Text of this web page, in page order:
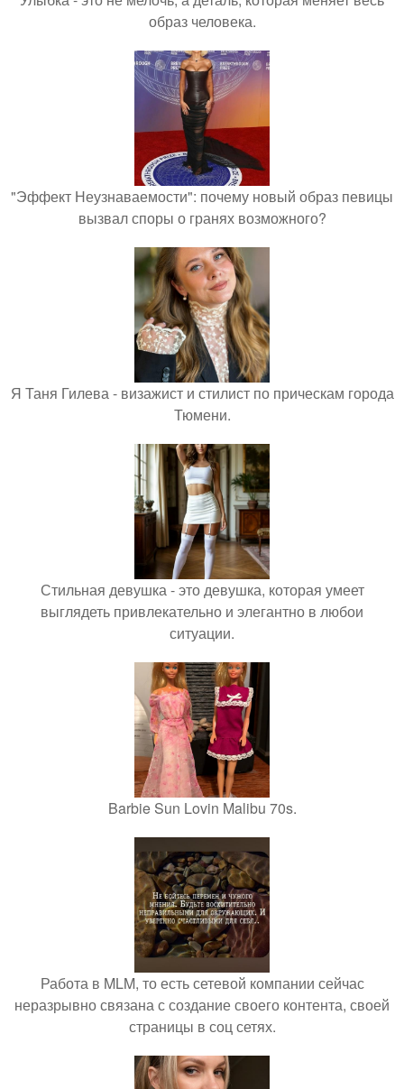
образ человека.
"Эффект Неузнаваемости": почему новый образ певицы
вызвал споры о гранях возможного?
Я Таня Гилева - визажист и стилист по прическам города
Тюмени.
Стильная девушка - это девушка, которая умеет
выглядеть привлекательно и элегантно в любои
ситуации.
Barbie Sun Lovin Malibu 70s.
Работа в MLM, то есть сетевой компании сейчас
неразрывно связана с создание своего контента, своей
страницы в соц сетях.